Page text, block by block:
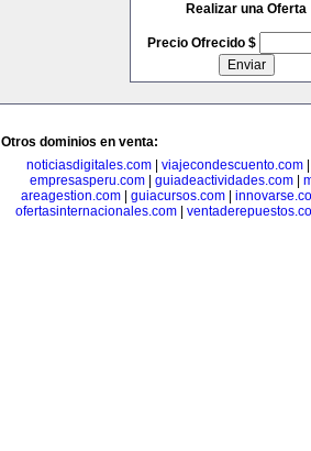
Realizar una Oferta
Precio Ofrecido $
Otros dominios en venta:
noticiasdigitales.com| viajecondescuento.com
empresasperu.com| guiadeactividades.com|
areagestion.com| guiacursos.com|
ofertasinternacionales.com|